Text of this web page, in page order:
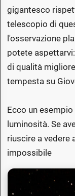
gigantesco
telescopio di
l'osservazione
potete
di qualità
tempesta su
Ecco un
luminosità. Se
riuscire a vedere
impossibile